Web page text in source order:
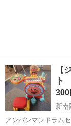
【
ト
300
新南
アンパンマンドラム